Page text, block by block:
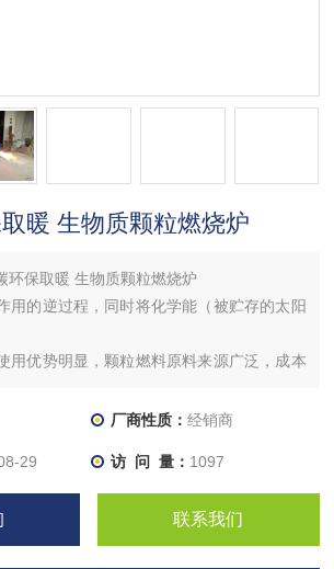
暖 生物质颗粒燃烧炉
环保取暖 生物质颗粒燃烧炉
用的逆过程，同时将化学能（被贮存的太阳
用优势明显，颗粒燃料原料来源广泛，成本
；点火、 运行、出灰、火力调控等全自动
柴等）的燃烧是与空气中氧发生反应并强烈
厂商性质： 经销商
29 访 问 量： 1097
联系我们